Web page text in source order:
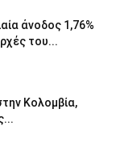
άνοδος 1,76%
του...
Κολομβία,